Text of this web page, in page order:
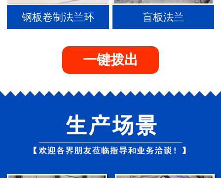
钢板卷制法兰环 盲板法兰
一键拨出